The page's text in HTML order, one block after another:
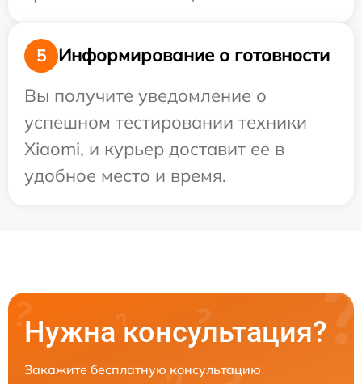
5
Информирование о готовности
Вы получите уведомление о
успешном тестировании техники
Xiaomi, и курьер доставит ее в
удобное место и время.
Нужна консультация?
Закажите бесплатную консультацию